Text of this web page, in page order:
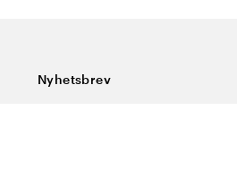
Nyhetsbrev